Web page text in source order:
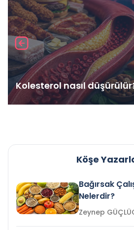
Kolesterol nasıl
Köşe
Bağırsak
Nelerdir?
Zeynep